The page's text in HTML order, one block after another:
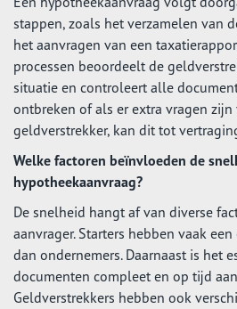
stappen, zoals het verzamelen van
het aanvragen van een
processen beoordeelt de
situatie en controleert alle
ontbreken of als er extra vragen
geldverstrekker, kan dit tot
Welke factoren beïnvloeden de
hypotheekaanvraag?
De snelheid hangt af van diverse
aanvrager. Starters hebben vaak
dan ondernemers. Daarnaast is het
documenten compleet en op tijd
Geldverstrekkers hebben ook